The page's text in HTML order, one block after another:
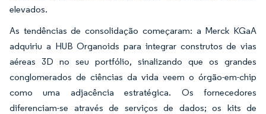
elevados.
As tendências de consolidação começaram: a Merck KGaA
adquiriu a HUB Organoids para integrar construtos de vias
aéreas 3D no seu portfólio, sinalizando que os grandes
conglomerados de ciências da vida veem o órgão-em-chip
como uma adjacência estratégica. Os fornecedores
diferenciam-se através de serviços de dados; os kits de